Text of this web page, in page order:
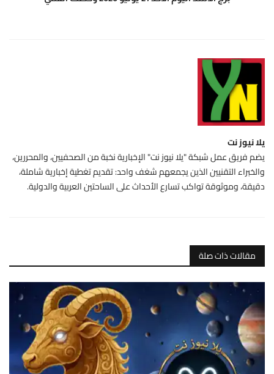
يلا نيوز نت
يضم فريق عمل شبكة "يلا نيوز نت" الإخبارية نخبة من الصحفيين، والمحررين،
والخبراء التقنيين الذين يجمعهم شغف واحد: تقديم تغطية إخبارية شاملة،
دقيقة، وموثوقة تواكب تسارع الأحداث على الساحتين العربية والدولية.
مقالات ذات صلة